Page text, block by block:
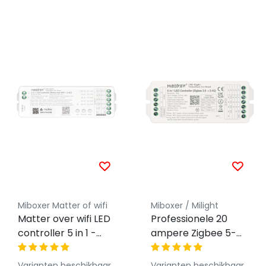
Miboxer Matter of wifi
Matter over wifi LED
controller 5 in 1 -
voor Single
Color/Dual
Miboxer / Milight
Professionele 20
ampere Zigbee 5-
in-1 LED controller
voor Single